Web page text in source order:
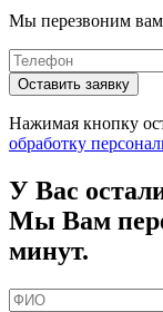
Мы перезвоним
Оставить заявку
Нажимая кнопку
обработку
У Вас
Мы Вам
минут.